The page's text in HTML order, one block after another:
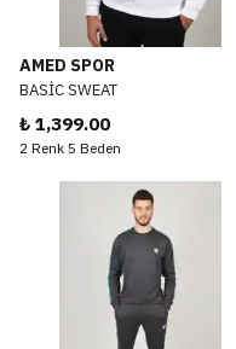
AMED SPOR
BASİC SWEAT
₺ 1,399.00
2 Renk 5 Beden